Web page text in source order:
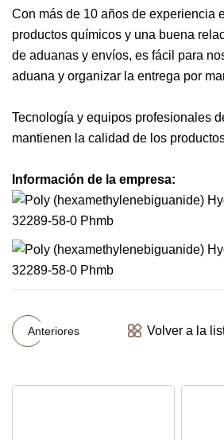
Con más de 10 años de experiencia
productos químicos y una buena
de aduanas y envíos, es fácil para
aduana y organizar la entrega por
Tecnología y equipos profesionales
mantienen la calidad de los
Información de la empresa:
Anteriores Volver a la